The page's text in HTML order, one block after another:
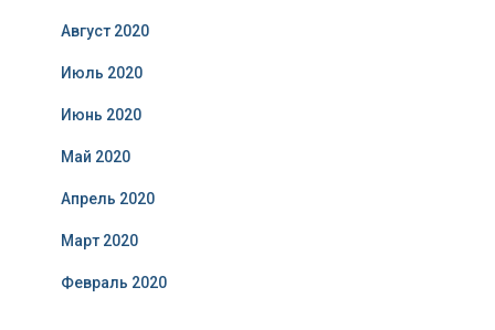
Август 2020
Июль 2020
Июнь 2020
Май 2020
Апрель 2020
Март 2020
Февраль 2020